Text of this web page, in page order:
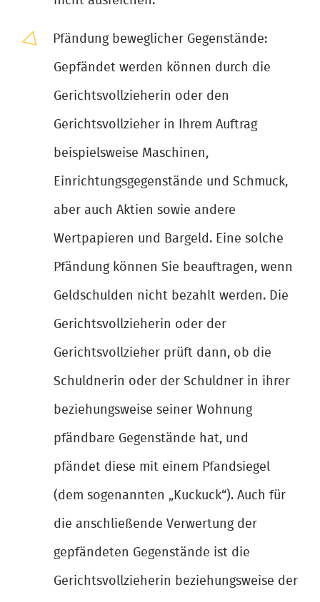
Pfändung beweglicher Gegenstände:
Gepfändet werden können durch die
Gerichtsvollzieherin oder den
Gerichtsvollzieher in Ihrem Auftrag
beispielsweise Maschinen,
Einrichtungsgegenstände und Schmuck,
aber auch Aktien sowie andere
Wertpapieren und Bargeld. Eine solche
Pfändung können Sie beauftragen, wenn
Geldschulden nicht bezahlt werden. Die
Gerichtsvollzieherin oder der
Gerichtsvollzieher prüft dann, ob die
Schuldnerin oder der Schuldner in ihrer
beziehungsweise seiner Wohnung
pfändbare Gegenstände hat, und
pfändet diese mit einem Pfandsiegel
(dem sogenannten „Kuckuck“). Auch für
die anschließende Verwertung der
gepfändeten Gegenstände ist die
Gerichtsvollzieherin beziehungsweise der